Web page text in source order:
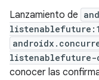
Lanzamiento de
listenablefuture-
conocer las